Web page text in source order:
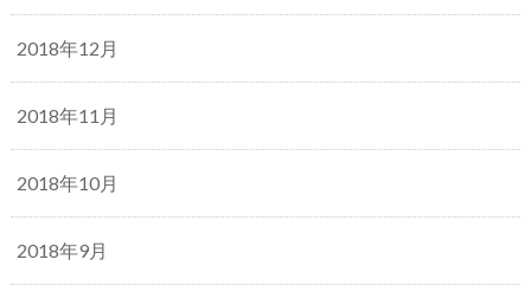
2018年12月
2018年11月
2018年10月
2018年9月